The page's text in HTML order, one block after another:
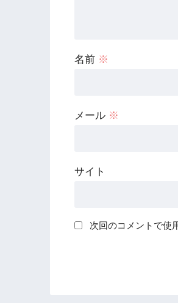
名前 ※
メール ※
サイト
次回のコメントで使